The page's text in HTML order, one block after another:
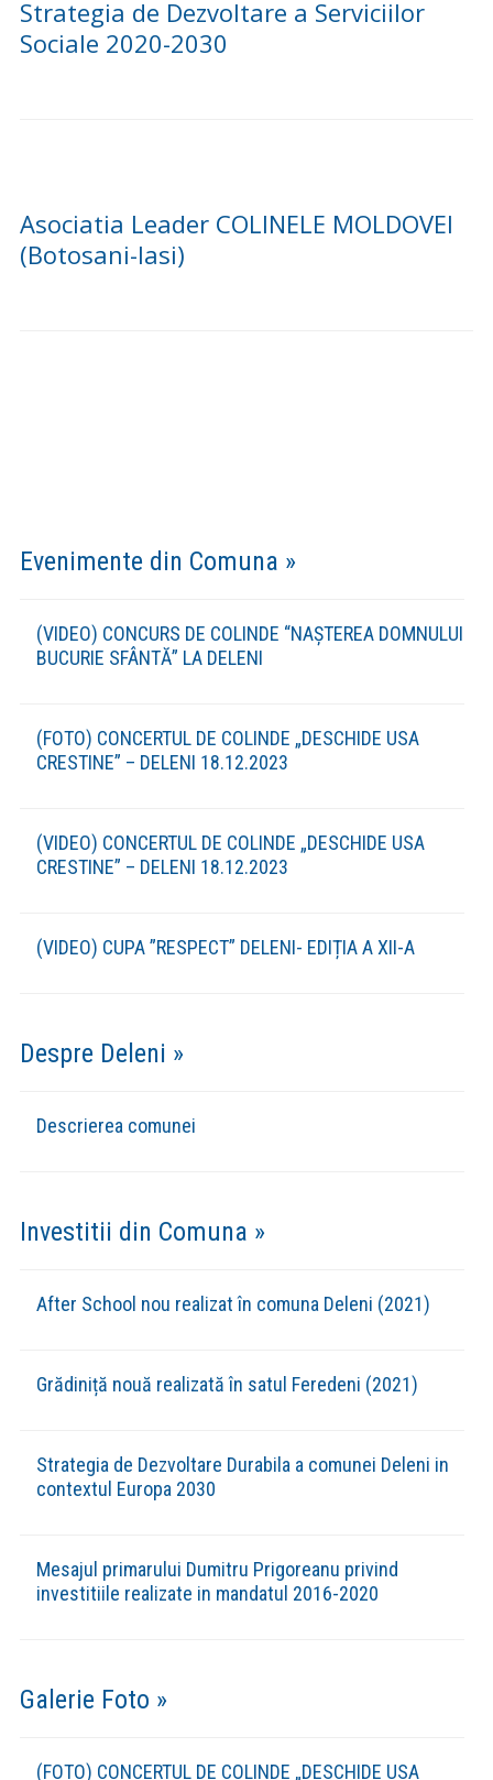
Strategia de Dezvoltare a Serviciilor
Sociale 2020-2030
Asociatia Leader COLINELE MOLDOVEI
(Botosani-Iasi)
Evenimente din Comuna »
(VIDEO) CONCURS DE COLINDE “NAȘTEREA DOMNULUI
BUCURIE SFÂNTĂ” LA DELENI
(FOTO) CONCERTUL DE COLINDE „DESCHIDE USA
CRESTINE” – DELENI 18.12.2023
(VIDEO) CONCERTUL DE COLINDE „DESCHIDE USA
CRESTINE” – DELENI 18.12.2023
(VIDEO) CUPA ”RESPECT” DELENI- EDIȚIA A XII-A
Despre Deleni »
Descrierea comunei
Investitii din Comuna »
After School nou realizat în comuna Deleni (2021)
Grădiniță nouă realizată în satul Feredeni (2021)
Strategia de Dezvoltare Durabila a comunei Deleni in
contextul Europa 2030
Mesajul primarului Dumitru Prigoreanu privind
investitiile realizate in mandatul 2016-2020
Galerie Foto »
(FOTO) CONCERTUL DE COLINDE „DESCHIDE USA